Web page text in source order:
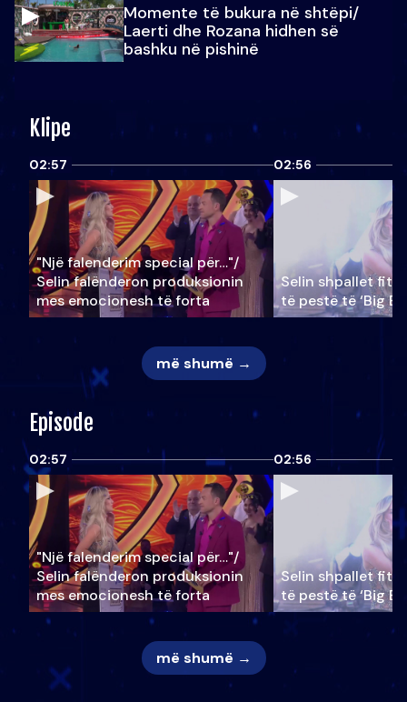
Momente të bukura në shtëpi/
Laerti dhe Rozana hidhen së
bashku në pishinë
Klipe
02:57
"Një falenderim special për…"/
Selin falënderon produksionin
mes emocionesh të forta
02:56
Selin shpallet
të pestë të ‘Big
më shumë →
Episode
02:57
"Një falenderim special për…"/
Selin falënderon produksionin
mes emocionesh të forta
02:56
Selin shpallet
të pestë të ‘Big
më shumë →